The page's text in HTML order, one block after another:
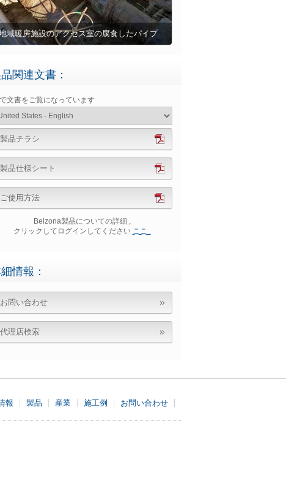
域暖房施設のアクセス室の腐食したパイプ
関連文書：
文書をご覧になっています
製品チラシ
製品仕様シート
ご使用方法
Belzona製品についての詳細 ,
クリックしてログインしてください ここ .
情報：
お問い合わせ
代理店検索
報 製品 産業 施工例 お問い合わせ